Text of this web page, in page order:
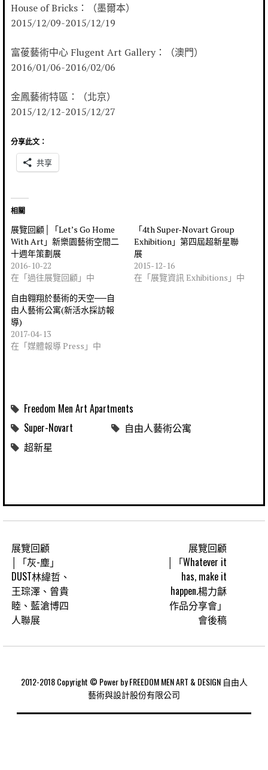
House of Bricks：（墨爾本）
2015/12/09-2015/12/19
富葰藝術中心 Flugent Art Gallery：（澳門）
2016/01/06-2016/02/06
金鳳藝術特區：（北京）
2015/12/12-2015/12/27
分享此文：
共享
相關
展覽回顧│「Let’s Go Home
With Art」新樂園藝術空間二
十週年策劃展
2016-10-22
在「過往展覽回顧」中
「4th Super-Novart Group
Exhibition」第四屆超新星聯
展
2015-12-16
在「展覽資訊 Exhibitions」中
自由翱翔於藝術的天空──自
由人藝術公寓(新活水採訪報
導)
2017-04-13
在「媒體報導 Press」中
Freedom Men Art Apartments
Super-Novart
自由人藝術公寓
超新星
展覽回顧
│「灰-塵」
DUST林緯哲、
王琮澤、曾貴
睦、藍滄博四
人聯展
展覽回顧
│「Whatever it
has, make it
happen.楊力龢
作品分享會」
會後稿
2012-2018 Copyright © Power by FREEDOM MEN ART & DESIGN 自由人
藝術與設計股份有限公司